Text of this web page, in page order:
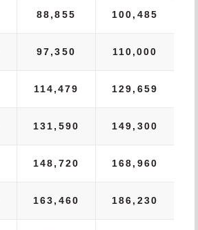
88,855 100,485
97,350 110,000
114,479 129,659
131,590 149,300
148,720 168,960
163,460 186,230